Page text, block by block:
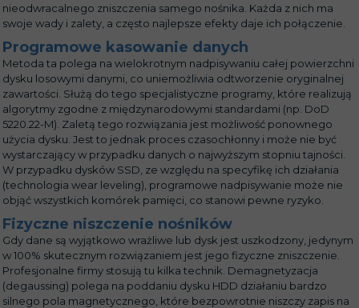
nieodwracalnego zniszczenia samego nośnika. Każda z nich ma
swoje wady i zalety, a często najlepsze efekty daje ich połączenie.
Programowe kasowanie danych
Metoda ta polega na wielokrotnym nadpisywaniu całej powierzchni
dysku losowymi danymi, co uniemożliwia odtworzenie oryginalnej
zawartości. Służą do tego specjalistyczne programy, które realizują
algorytmy zgodne z międzynarodowymi standardami (np. DoD
5220.22-M). Zaletą tego rozwiązania jest możliwość ponownego
użycia dysku. Jest to jednak proces czasochłonny i może nie być
wystarczający w przypadku danych o najwyższym stopniu tajności.
W przypadku dysków SSD, ze względu na specyfikę ich działania
(technologia wear leveling), programowe nadpisywanie może nie
objąć wszystkich komórek pamięci, co stanowi pewne ryzyko.
Fizyczne niszczenie nośników
Gdy dane są wyjątkowo wrażliwe lub dysk jest uszkodzony, jedynym
w 100% skutecznym rozwiązaniem jest jego fizyczne zniszczenie.
Profesjonalne firmy stosują tu kilka technik. Demagnetyzacja
(degaussing) polega na poddaniu dysku HDD działaniu bardzo
silnego pola magnetycznego, które bezpowrotnie niszczy zapis na